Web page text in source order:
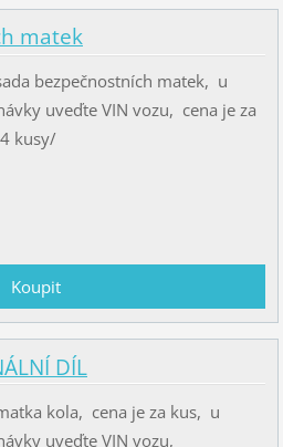
matek
bezpečnostních matek, u
uveďte VIN vozu, cena je za
kusy/
DÍL
kola, cena je za kus, u
uveďte VIN vozu,